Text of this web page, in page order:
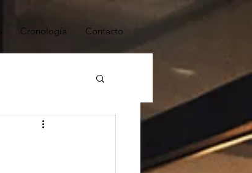
Cronología Contacto
ESTRATEGIA